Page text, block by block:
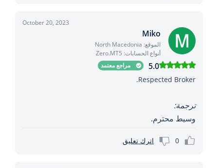
October 20, 2023
Miko
الموقع: North Macedonia
أنواع الحسابات: Zero.MT5
5.0 مراجع معتمد
Respected Broker.
ترجمة:
وسيط محترم.
0 اترك تعليق